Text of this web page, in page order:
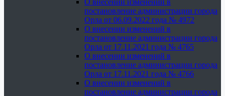
О внесении изменений в
постановление администрации города
Орла от 06.09.2022 года № 4972
О внесении изменений в
постановление администрации города
Орла от 17.11.2021 года № 4765
О внесении изменений в
постановление администрации города
Орла от 17.11.2021 года № 4766
О внесении изменений в
постановление администрации города